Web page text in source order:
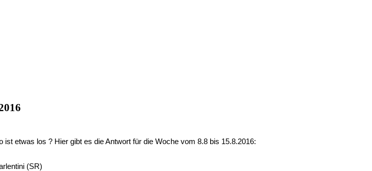
etwas los ? Hier gibt es die Antwort für die Woche vom 8.8 bis 15.8.2016:
(SR)